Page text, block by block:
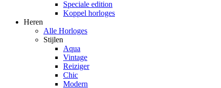
Speciale edition
Koppel horloges
Heren
Alle Horloges
Stijlen
Aqua
Vintage
Reiziger
Chic
Modern